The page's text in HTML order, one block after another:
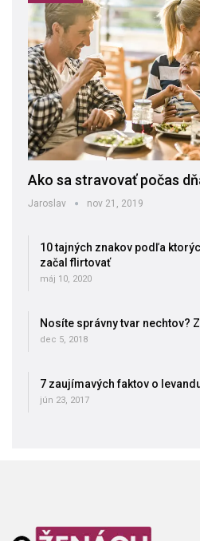
Ako sa stravovať počas
Jaroslav nov 21, 2019
10 tajných znakov podľa
začal flirtovať
máj 10, 2020
Nosíte správny tvar nechtov?
dec 5, 2018
7 zaujímavých faktov o
jún 23, 2017